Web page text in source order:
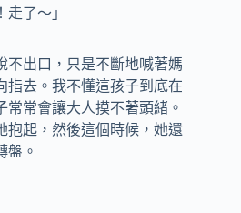
了～」
不出口，只是不斷地喊著媽
指去。我不懂這孩子到底在
常會讓大人摸不著頭緒。
抱起，然後這個時候，她還
盤。